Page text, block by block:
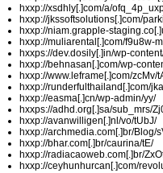
hxxp://xsdhly[.]com/a/
hxxp://jkssoftsolutions[.]com/
hxxp://niam.grapple-
hxxp://muliarental[.]com/f9u8w-
hxxps://dev.dosily[.]in/wp-
hxxp://behnasan[.]com/wp-
hxxp://www.leframe[.]com/zcMv/
hxxp://runderfulthailand[.]com/
hxxp://easma[.]cn/wp-admin/yy/
hxxps://adhd.org[.]sa/sub_mrs/
hxxp://avanwilligen[.]nl/vo/tUbJ/
hxxp://archmedia.com[.]br/Blog/
hxxp://bhar.com[.]br/caurina/tE/
hxxp://radiacaoweb.com[.]br/
hxxp://ceyhunhurcan[.]com/